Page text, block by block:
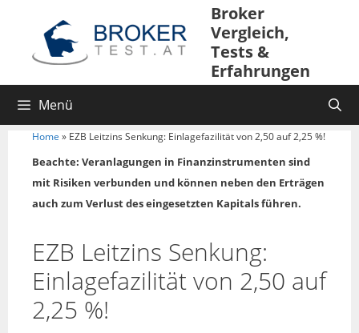
Broker
Vergleich,
Tests &
Erfahrungen
Menü
Home » EZB Leitzins Senkung: Einlagefazilität von 2,50 auf 2,25 %!
Beachte: Veranlagungen in Finanzinstrumenten sind
mit Risiken verbunden und können neben den Erträgen
auch zum Verlust des eingesetzten Kapitals führen.
EZB Leitzins Senkung:
Einlagefazilität von 2,50 auf
2,25 %!